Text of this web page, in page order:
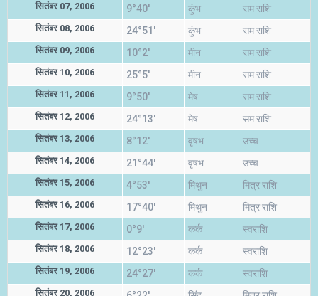
सितंबर 07, 2006 9°40' कुंभ सम राशि
सितंबर 08, 2006 24°51' कुंभ सम राशि
सितंबर 09, 2006 10°2' मीन सम राशि
सितंबर 10, 2006 25°5' मीन सम राशि
सितंबर 11, 2006 9°50' मेष सम राशि
सितंबर 12, 2006 24°13' मेष सम राशि
सितंबर 13, 2006 8°12' वृषभ उच्च
सितंबर 14, 2006 21°44' वृषभ उच्च
सितंबर 15, 2006 4°53' मिथुन मित्र राशि
सितंबर 16, 2006 17°40' मिथुन मित्र राशि
सितंबर 17, 2006 0°9' कर्क स्वराशि
सितंबर 18, 2006 12°23' कर्क स्वराशि
सितंबर 19, 2006 24°27' कर्क स्वराशि
सितंबर 20, 2006